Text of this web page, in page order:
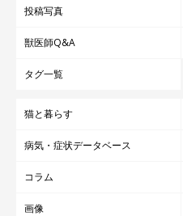
投稿写真
獣医師Q&A
タグ一覧
猫と暮らす
病気・症状データベース
コラム
画像